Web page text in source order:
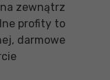
zewnątrz
profity to
darmowe